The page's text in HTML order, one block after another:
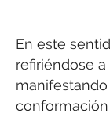
En este
refiriéndose